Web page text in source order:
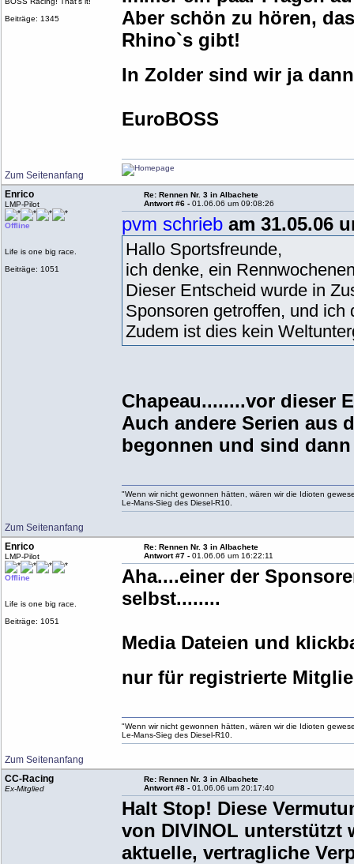
Beiträge: 1345
Aber schön zu hören,
Rhino`s gibt!
In Zolder sind wir ja
EuroBOSS
Zum Seitenanfang
Enrico
LMP-Pilot
Offline
Life is one big race.
Beiträge: 1051
Re: Rennen Nr. 3 in Albachete
Antwort #6 -01.06.06 um 09:08:26
pvm schrieb am 31.05.06
Hallo Sportsfreunde,
ich denke, ein
Dieser Entscheid wurde in
Sponsoren getroffen, und
Zudem ist dies kein
Chapeau........vor dieser
Auch andere Serien aus
begonnen und sind
Zum Seitenanfang
"Wenn wir nicht gewonnen hätten, wären wir die Idioten
Le-Mans-Sieg des Diesel-R10.
Enrico
LMP-Pilot
Offline
Life is one big race.
Beiträge: 1051
Re: Rennen Nr. 3 in Albachete
Antwort #7 -01.06.06 um 16:22:11
Aha....einer der
selbst........
Media Dateien und
nur für registrierte
Zum Seitenanfang
"Wenn wir nicht gewonnen hätten, wären wir die Idioten
Le-Mans-Sieg des Diesel-R10.
CC-Racing
Ex-Mitglied
Re: Rennen Nr. 3 in Albachete
Antwort #8 -01.06.06 um 20:17:40
Halt Stop! Diese
von DIVINOL unterstützt
aktuelle, vertragliche